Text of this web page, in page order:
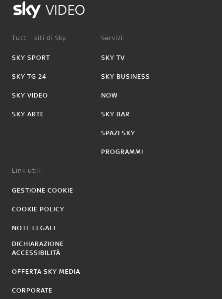
VIDEO
Tutti i siti di Sky:
SKY SPORT
SKY TG 24
SKY VIDEO
SKY ARTE
Servizi:
SKY TV
SKY BUSINESS
NOW
SKY BAR
SPAZI SKY
PROGRAMMI
Link utili:
GESTIONE COOKIE
COOKIE POLICY
NOTE LEGALI
DICHIARAZIONE
ACCESSIBILITÀ
OFFERTA SKY MEDIA
CORPORATE